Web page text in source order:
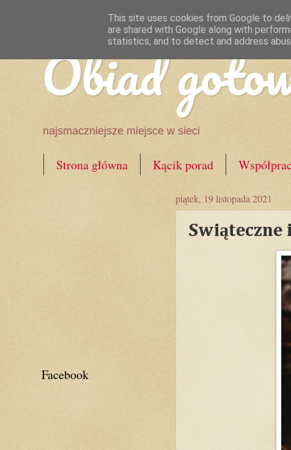
Obiad
najsmaczniejsze miejsce w sieci
Strona główna Kącik porad
piątek, 19 listopada 2021
Facebook
This site uses cookies from Google to
are shared with Google along with
statistics, and to detect and address